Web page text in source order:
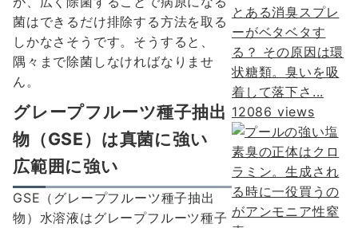
菌はできるだけ排除する方法を取る
しかなさそうです。そうすると、
隅々まで除菌しなければなりませ
ん。
グレープフルーツ種子抽出
物（GSE）は真菌に強い
広範囲に強い
GSE（グレープフルーツ種子抽出
物）水溶液はグレープフルーツ種子
とある消臭スプレ
ーがベタベタす
る？ その原因は環
状糖類。臭いを吸
着して落下さ...
12086 views